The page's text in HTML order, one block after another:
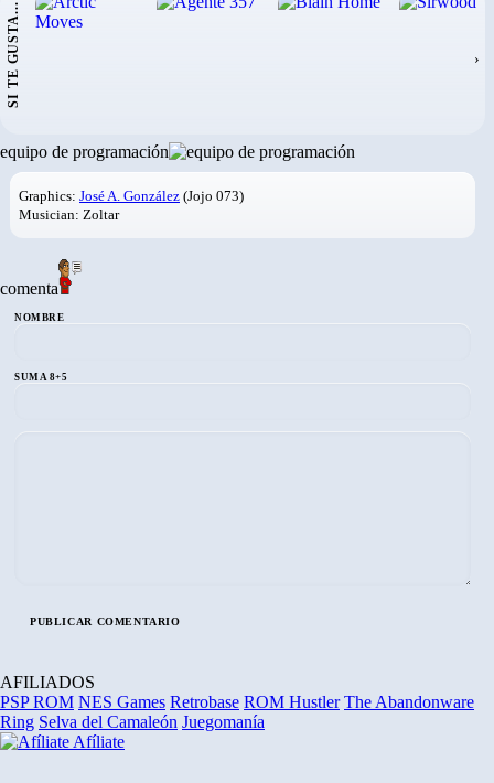
SI TE GUSTA... ›
equipo de programación
Graphics: José A. González (Jojo 073)
Musician: Zoltar
comenta
NOMBRE
SUMA 8+5
AFILIADOS
PSP ROM NES Games Retrobase ROM Hustler The Abandonware
Ring Selva del Camaleón Juegomanía
Afíliate